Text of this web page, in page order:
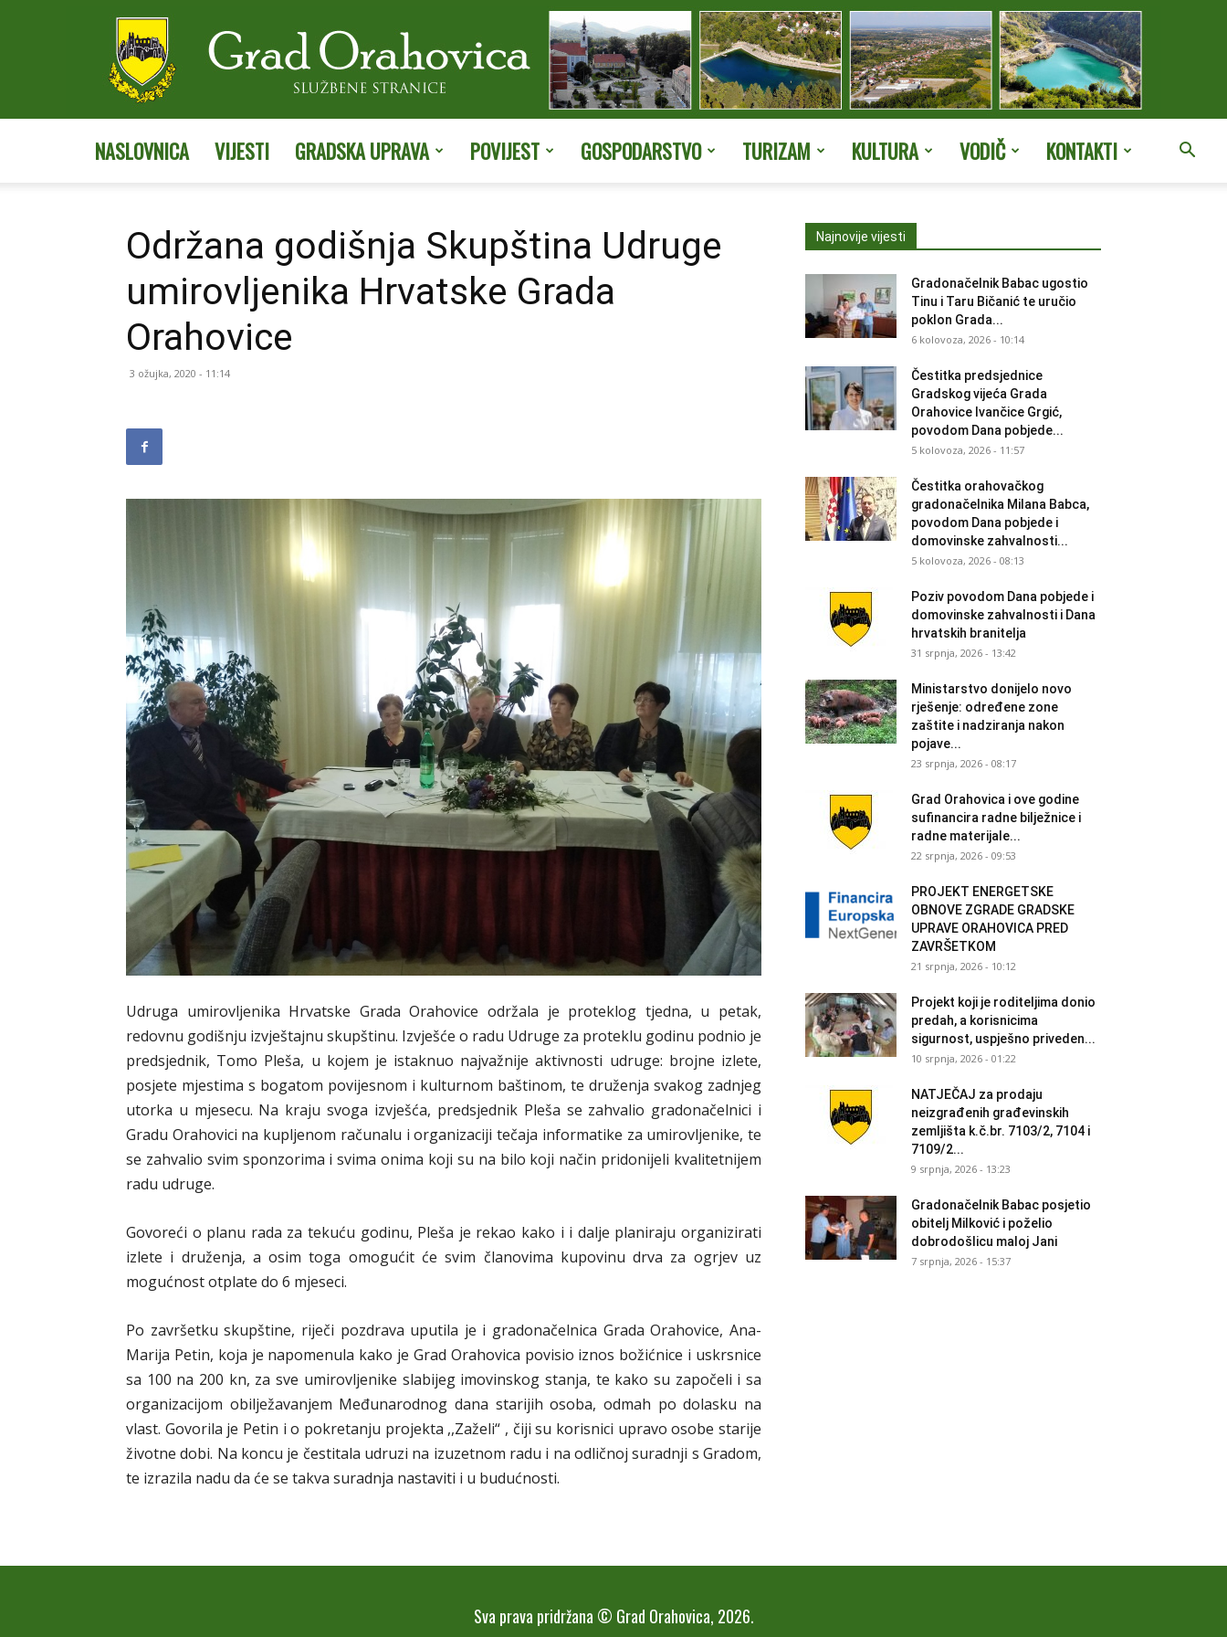
Orahovice
NASLOVNICA VIJESTI GRADSKA UPRAVA POVIJEST GOSPODARSTVO TURIZAM KULTURA VODIČ KONTAKTI
Održana godišnja Skupština Udruge
umirovljenika Hrvatske Grada
Orahovice
3 ožujka, 2020 - 11:14
Udruga umirovljenika Hrvatske Grada Orahovice održala je proteklog tjedna, u petak,
redovnu godišnju izvještajnu skupštinu. Izvješće o radu Udruge za proteklu godinu podnio je
predsjednik, Tomo Pleša, u kojem je istaknuo najvažnije aktivnosti udruge: brojne izlete,
posjete mjestima s bogatom povijesnom i kulturnom baštinom, te druženja svakog zadnjeg
utorka u mjesecu. Na kraju svoga izvješća, predsjednik Pleša se zahvalio gradonačelnici i
Gradu Orahovici na kupljenom računalu i organizaciji tečaja informatike za umirovljenike, te
se zahvalio svim sponzorima i svima onima koji su na bilo koji način pridonijeli kvalitetnijem
radu udruge.
Govoreći o planu rada za tekuću godinu, Pleša je rekao kako i i dalje planiraju organizirati
izlete i druženja, a osim toga omogućit će svim članovima kupovinu drva za ogrjev uz
mogućnost otplate do 6 mjeseci.
Po završetku skupštine, riječi pozdrava uputila je i gradonačelnica Grada Orahovice, Ana-
Marija Petin, koja je napomenula kako je Grad Orahovica povisio iznos božićnice i uskrsnice
sa 100 na 200 kn, za sve umirovljenike slabijeg imovinskog stanja, te kako su započeli i sa
organizacijom obilježavanjem Međunarodnog dana starijih osoba, odmah po dolasku na
vlast. Govorila je Petin i o pokretanju projekta ,,Zaželi“ , čiji su korisnici upravo osobe starije
životne dobi. Na koncu je čestitala udruzi na izuzetnom radu i na odličnoj suradnji s Gradom,
te izrazila nadu da će se takva suradnja nastaviti i u budućnosti.
Najnovije vijesti
Gradonačelnik Babac ugostio
Tinu i Taru Bičanić te uručio
poklon Grada...
6 kolovoza, 2026 - 10:14
Čestitka predsjednice
Gradskog vijeća Grada
Orahovice Ivančice Grgić,
povodom Dana pobjede...
5 kolovoza, 2026 - 11:57
Čestitka orahovačkog
gradonačelnika Milana Babca,
povodom Dana pobjede i
domovinske zahvalnosti...
5 kolovoza, 2026 - 08:13
Poziv povodom Dana pobjede i
domovinske zahvalnosti i Dana
hrvatskih branitelja
31 srpnja, 2026 - 13:42
Ministarstvo donijelo novo
rješenje: određene zone
zaštite i nadziranja nakon
pojave...
23 srpnja, 2026 - 08:17
Grad Orahovica i ove godine
sufinancira radne bilježnice i
radne materijale...
22 srpnja, 2026 - 09:53
PROJEKT ENERGETSKE
OBNOVE ZGRADE GRADSKE
UPRAVE ORAHOVICA PRED
ZAVRŠETKOM
21 srpnja, 2026 - 10:12
Projekt koji je roditeljima donio
predah, a korisnicima
sigurnost, uspješno priveden...
10 srpnja, 2026 - 01:22
NATJEČAJ za prodaju
neizgrađenih građevinskih
zemljišta k.č.br. 7103/2, 7104 i
7109/2...
9 srpnja, 2026 - 13:23
Gradonačelnik Babac posjetio
obitelj Milković i poželio
dobrodošlicu maloj Jani
7 srpnja, 2026 - 15:37
Sva prava pridržana © Grad Orahovica, 2026.